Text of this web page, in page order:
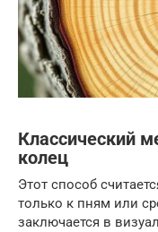
Классический
колец
Этот способ
только к пням или
заключается в